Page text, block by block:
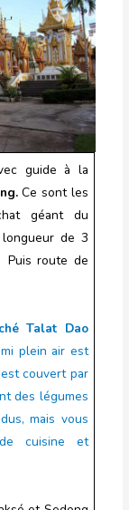
guide à la
Ce sont les
géant du
de 3
Puis route de
Talat Dao
plein air est
couvert par
des légumes
mais vous
cuisine et